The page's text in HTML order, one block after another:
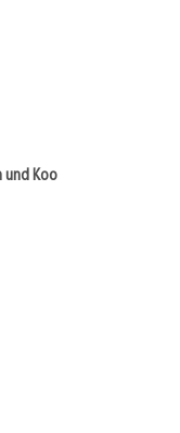
und Koo